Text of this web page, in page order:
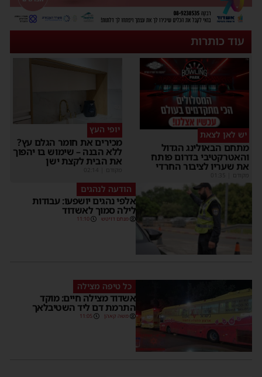
עוד כותרות
יש לאן לצאת
מתחם הבאולינג הגדול
והאטרקטיבי בדרום פותח
את שעריו לציבור החרדי
מקודם
יופי העץ
מכירים את חומר הגלם עץ?
ללא הבנה – שימוש בו יהפוך
את הבית לקצת ישן
מקודם
הודעה לנהגים
אלפי נהגים יושפעו: עבודות
לילה סמוך לאשדוד
מנחם דויטש 11:10
כל טיפה מצילה
אשדוד מצילה חיים: מוקד
התרמת דם ליד השטיבלאך
משה קאהן 11:05